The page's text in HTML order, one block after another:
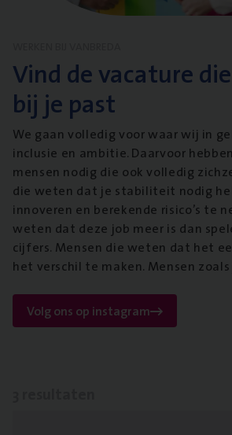
Vind de vacature
bij je past
We gaan volledig voor waar wij in
inclusie en ambitie. Daarvoor
mensen nodig die ook volledig
die weten dat je stabiliteit nodig
innoveren en berekende risico’s te
weten dat deze job meer is dan
cijfers. Mensen die weten dat het
het verschil te maken. Mensen
Volg ons op instagram